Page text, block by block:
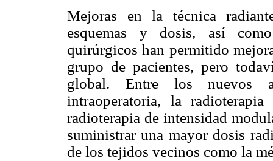
Mejoras en la técnica
esquemas y dosis, así
quirúrgicos han permitido
grupo de pacientes, pero
global. Entre los nuevos
intraoperatoria, la
radioterapia de intensidad
suministrar una mayor dosis
de los tejidos vecinos como la